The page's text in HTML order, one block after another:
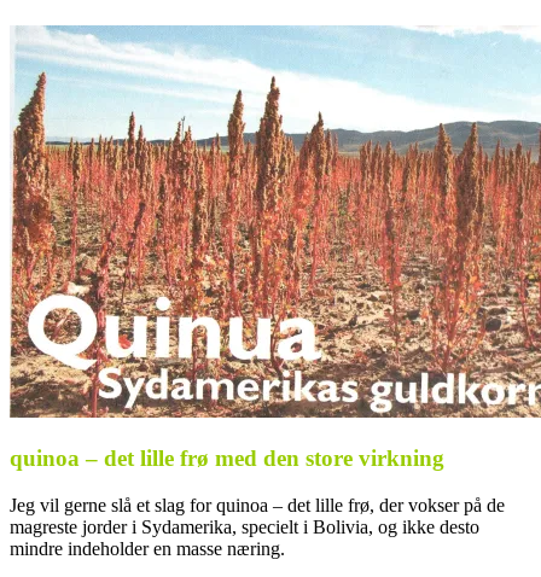
quinoa – det lille frø med den store virkning
Jeg vil gerne slå et slag for quinoa – det lille frø, der vokser på de
magreste jorder i Sydamerika, specielt i Bolivia, og ikke desto
mindre indeholder en masse næring.